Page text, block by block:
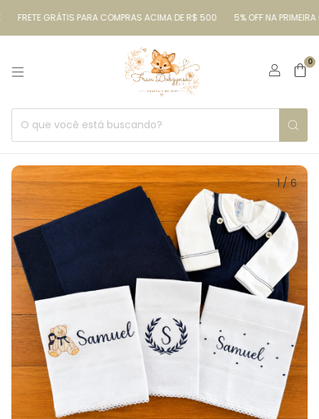
FRETE GRÁTIS PARA COMPRAS ACIMA DE R$ 500 5% OFF NA PRIMEIRA
0
1/6